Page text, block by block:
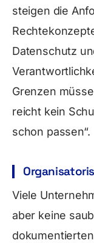
steigen die
Datenschutz
Grenzen
reicht kein
schon passen“.
Viele
aber keine